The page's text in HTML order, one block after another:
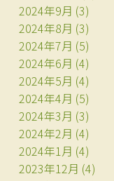
2024年9月 (3)
2024年8月 (3)
2024年7月 (5)
2024年6月 (4)
2024年5月 (4)
2024年4月 (5)
2024年3月 (3)
2024年2月 (4)
2024年1月 (4)
2023年12月 (4)